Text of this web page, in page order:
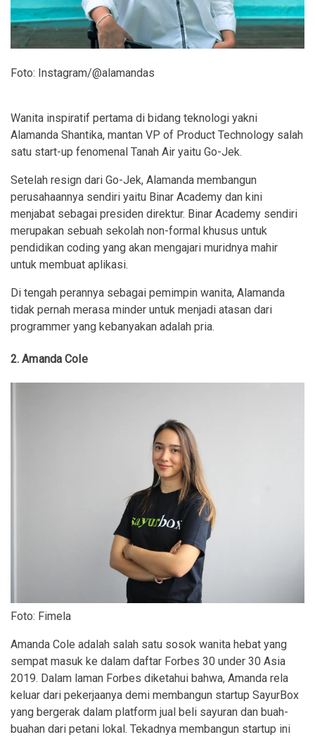
Foto: Instagram/@alamandas
Wanita inspiratif pertama di bidang teknologi yakni
Alamanda Shantika, mantan VP of Product Technology salah
satu start-up fenomenal Tanah Air yaitu Go-Jek.
Setelah resign dari Go-Jek, Alamanda membangun
perusahaannya sendiri yaitu Binar Academy dan kini
menjabat sebagai presiden direktur. Binar Academy sendiri
merupakan sebuah sekolah non-formal khusus untuk
pendidikan coding yang akan mengajari muridnya mahir
untuk membuat aplikasi.
Di tengah perannya sebagai pemimpin wanita, Alamanda
tidak pernah merasa minder untuk menjadi atasan dari
programmer yang kebanyakan adalah pria.
2. Amanda Cole
Foto: Fimela
Amanda Cole adalah salah satu sosok wanita hebat yang
sempat masuk ke dalam daftar Forbes 30 under 30 Asia
2019. Dalam laman Forbes diketahui bahwa, Amanda rela
keluar dari pekerjaanya demi membangun startup SayurBox
yang bergerak dalam platform jual beli sayuran dan buah-
buahan dari petani lokal. Tekadnya membangun startup ini